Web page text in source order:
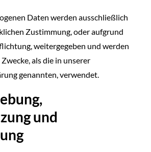
Daten werden ausschließlich
Zustimmung, oder aufgrund
weitergegeben und werden
als die in unserer
genannten, verwendet.
und